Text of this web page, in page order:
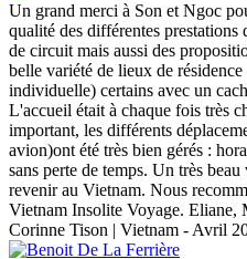
Un grand merci à Son et Ngoc
qualité des différentes
de circuit mais aussi des
belle variété de lieux de
individuelle) certains avec un
L'accueil était à chaque fois très
important, les différents
avion)ont été très bien gérés :
sans perte de temps. Un très
revenir au Vietnam. Nous
Vietnam Insolite Voyage. Eliane,
Corinne Tison | Vietnam - Avril